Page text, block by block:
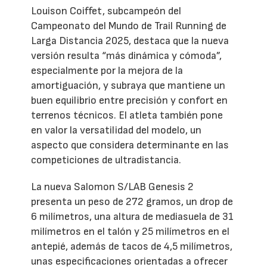
Louison Coiffet, subcampeón del
Campeonato del Mundo de Trail Running de
Larga Distancia 2025, destaca que la nueva
versión resulta “más dinámica y cómoda”,
especialmente por la mejora de la
amortiguación, y subraya que mantiene un
buen equilibrio entre precisión y confort en
terrenos técnicos. El atleta también pone
en valor la versatilidad del modelo, un
aspecto que considera determinante en las
competiciones de ultradistancia.
La nueva Salomon S/LAB Genesis 2
presenta un peso de 272 gramos, un drop de
6 milímetros, una altura de mediasuela de 31
milímetros en el talón y 25 milímetros en el
antepié, además de tacos de 4,5 milímetros,
unas especificaciones orientadas a ofrecer